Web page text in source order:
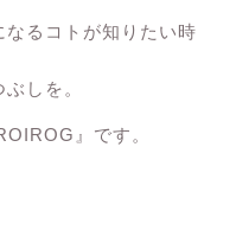
るコトが知りたい時
しを。
』です。